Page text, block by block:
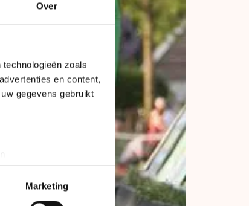
Over
zoals
en content,
gegevens gebruikt
in. U kunt uw
Marketing